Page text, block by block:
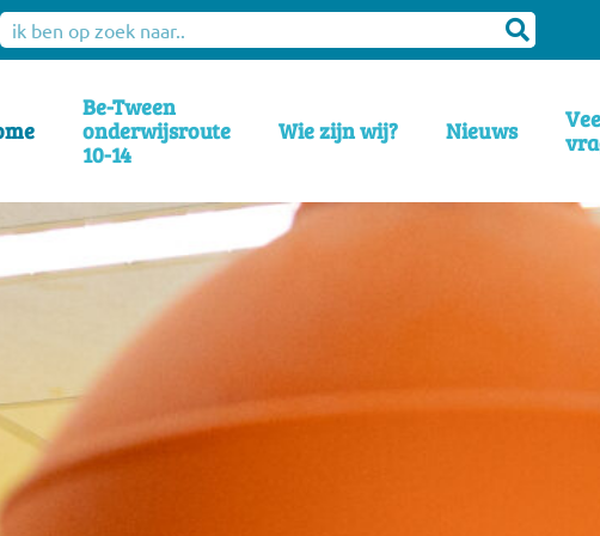
Be-Tween
onderwijsroute
10-14
Wie zijn wij? Nieuws